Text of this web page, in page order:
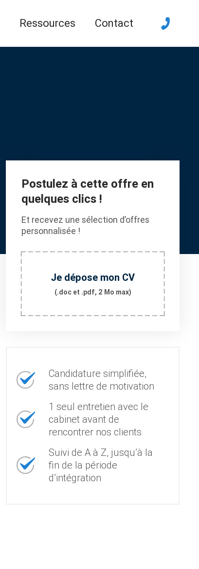
Ressources Contact
Postulez à cette offre en
quelques clics !
Et recevez une sélection d’offres
personnalisée !
Je dépose mon CV
(.doc et .pdf, 2 Mo max)
Candidature simplifiée,
sans lettre de motivation
1 seul entretien avec le
cabinet avant de
rencontrer nos clients
Suivi de A à Z, jusqu’à la
fin de la période
d’intégration